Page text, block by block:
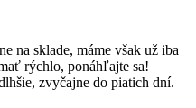
na sklade, máme však už iba
rýchlo, ponáhľajte sa!
zvyčajne do piatich dní.